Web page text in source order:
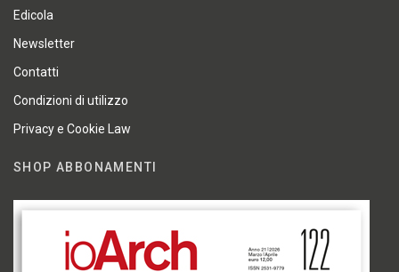
Edicola
Newsletter
Contatti
Condizioni di utilizzo
Privacy e Cookie Law
SHOP ABBONAMENTI